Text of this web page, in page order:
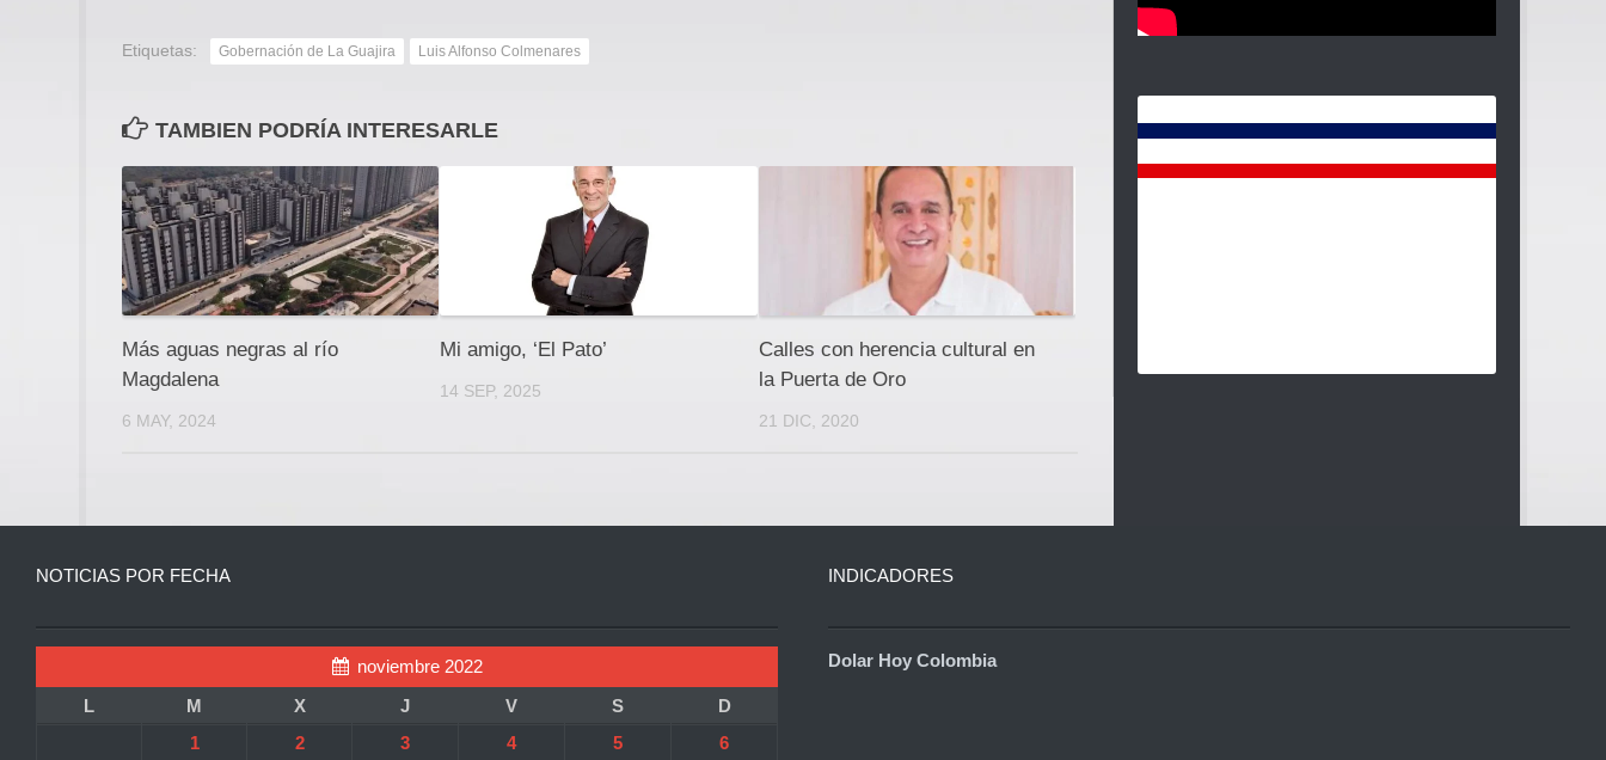
Etiquetas: Gobernación de La Guajira Luis Alfonso Colmenares
TAMBIEN PODRÍA INTERESARLE
Más aguas negras al río
Magdalena
6 MAY, 2024
Mi amigo, ‘El Pato’
14 SEP, 2025
Calles con herencia cultural en
la Puerta de Oro
21 DIC, 2020
NOTICIAS POR FECHA
noviembre 2022
L
M X J V S
D
1
2 3 4 5 6
INDICADORES
Dolar Hoy Colombia